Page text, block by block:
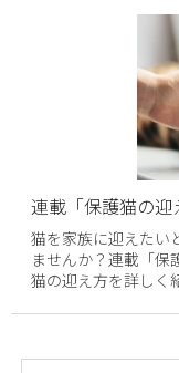
連載「保護猫の迎
猫を家族に迎えたい
ませんか？連載「保
猫の迎え方を詳しく